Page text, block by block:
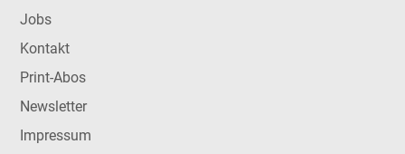
Jobs
Kontakt
Print-Abos
Newsletter
Impressum